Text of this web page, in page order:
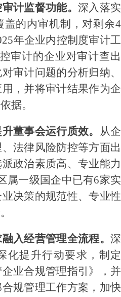
计监督功能。 深入落实
盖的内审机制，对剩余4
年企业内控制度审计工
审计的企业对审计查出
审计问题的分析归纳、
， 并将审计结果作为企
据。
董事会运行质效。 从企
法律风险防控等方面出
政治素质高、专业能力
属一级国企中已有6家实
决策的规范性、专业性
入经营管理全流程。 深
化提升行动要求，制定
企业合规管理指引》，并
规管理工作方案，加快